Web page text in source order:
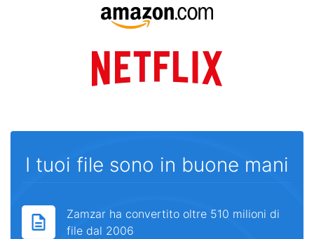
I tuoi file sono in buone mani
Zamzar ha convertito oltre 510 milioni di
file dal 2006